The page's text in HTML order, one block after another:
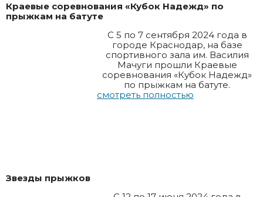
Краевые соревнования «Кубок Надежд» по
прыжкам на батуте
С 5 по 7 сентября 2024 года в
городе Краснодар, на базе
спортивного зала им. Василия
Мачуги прошли Краевые
соревнования «Кубок Надежд»
по прыжкам на батуте.
смотреть полностью
Звезды прыжков